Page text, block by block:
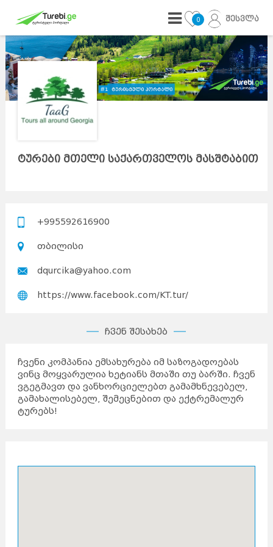
0 შესვლა
ტურები მთელი საქართველოს მასშტაბით
+995592616900
თბილისი
dqurcika@yahoo.com
https://www.facebook.com/KT.tur/
ჩვენ შესახებ
ჩვენი კომპანია ემსახურება იმ საზოგადოებას
ვინც მოყვარულია ხეტიანს მთაში თუ ბარში. ჩვენ
ვგეგმავთ და ვანხორციელებთ გამამხნევებელ,
გამახალისებელ, შემეცნებით და ექტრემალურ
ტურებს!